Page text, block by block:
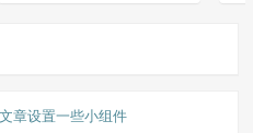
章设置一些小组件